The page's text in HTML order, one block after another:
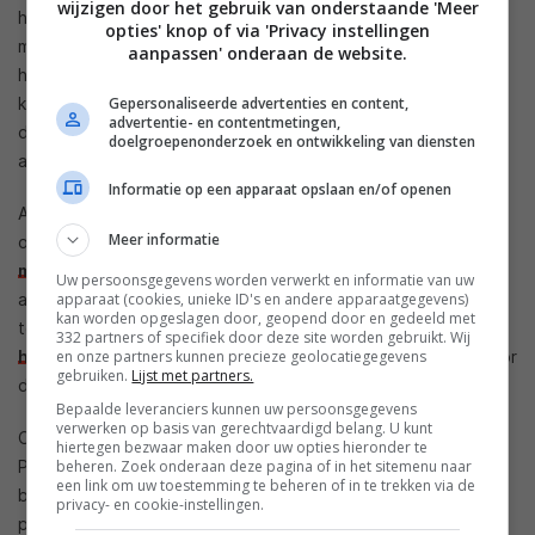
hebben in combinatie met IFTTT heel wat extra
mogelijkheden. Als je ook slimme Hue lampen van Philips in
huis hebt kan je deze al op een handige manier met elkaar
koppelen. Zo kan je bijvoorbeeldautomatischde lichten
dimmen of aanzetten als Nest merkt dat je wel of niet
aanwezig bent.
Als je op vakantie bent kan je je Nest ook gebruiken om een
oogje in de gaten te houden, zo kan je bijvoorbeeld een
melding ontvangen
als Nest merkt dat er iemand in je huis
aanwezig is. Je kan je Nest ook automatisch een bepaalde
temperatuur laten aannemen op basis van hoe warm of koud
het buitenis. Soortgelijke recepten zijn ook beschikbaar voor
de slimme thermostaten vanHoneywell
Ook de slimme rook- en dioxinemelder van Nest, de Nest
Protect, kan gekoppeld worden aan IFTTT. Zo kan je
bijvoorbeeld een sms of telefoontje ontvangenals er een
probleem ontdekt wordt of de batterij bijna leeg is. Maar je
wijzigen door het gebruik van onderstaande 'Meer
opties' knop of via 'Privacy instellingen
aanpassen' onderaan de website.
Gepersonaliseerde advertenties en content,
advertentie- en contentmetingen,
doelgroepenonderzoek en ontwikkeling van diensten
Informatie op een apparaat opslaan en/of openen
Meer informatie
Uw persoonsgegevens worden verwerkt en informatie van uw
apparaat (cookies, unieke ID's en andere apparaatgegevens)
kan worden opgeslagen door, geopend door en gedeeld met
332 partners of specifiek door deze site worden gebruikt. Wij
en onze partners kunnen precieze geolocatiegegevens
gebruiken. Lijst met partners.
Bepaalde leveranciers kunnen uw persoonsgegevens
verwerken op basis van gerechtvaardigd belang. U kunt
hiertegen bezwaar maken door uw opties hieronder te
beheren. Zoek onderaan deze pagina of in het sitemenu naar
een link om uw toestemming te beheren of in te trekken via de
privacy- en cookie-instellingen.